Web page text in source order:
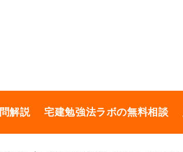
解説 宅建勉強法ラボの無料相談